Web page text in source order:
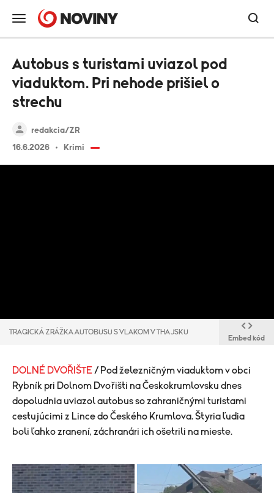
redakcia/ZR
16.6.2026
Krimi
Autobus s turistami uviazol pod
viaduktom. Pri nehode prišiel o
strechu
TRAGICKÁ ZRÁŽKA AUTOBUSU S VLAKOM V THAJSKU
Embed kód
DOLNÉ DVOŘIŠTE / Pod železničným viaduktom v obci
Rybník pri Dolnom Dvořišti na Českokrumlovsku dnes
dopoludnia uviazol autobus so zahraničnými turistami
cestujúcimi z Lince do Českého Krumlova. Štyria ľudia
boli ľahko zranení, záchranári ich ošetrili na mieste.